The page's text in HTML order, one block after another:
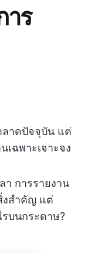
ร
ลาดปัจจุบัน แต่
ฉพาะเจาะจง
า การรายงาน
งสำคัญ แต่
บนกระดาษ?